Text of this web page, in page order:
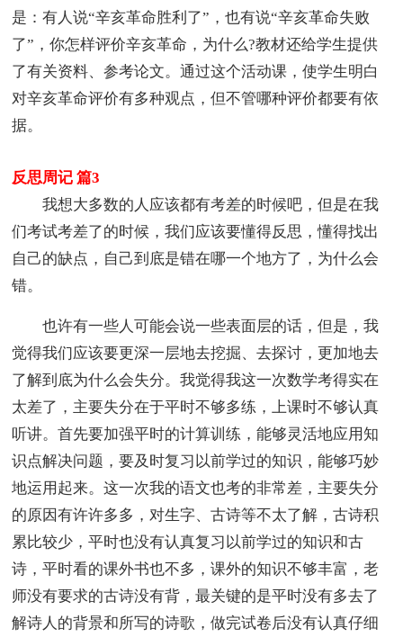
是：有人说“辛亥革命胜利了”，也有说“辛亥革命失败
了”，你怎样评价辛亥革命，为什么?教材还给学生提供
了有关资料、参考论文。通过这个活动课，使学生明白
对辛亥革命评价有多种观点，但不管哪种评价都要有依
据。
反思周记 篇3
我想大多数的人应该都有考差的时候吧，但是在我
们考试考差了的时候，我们应该要懂得反思，懂得找出
自己的缺点，自己到底是错在哪一个地方了，为什么会
错。
也许有一些人可能会说一些表面层的话，但是，我
觉得我们应该要更深一层地去挖掘、去探讨，更加地去
了解到底为什么会失分。我觉得我这一次数学考得实在
太差了，主要失分在于平时不够多练，上课时不够认真
听讲。首先要加强平时的计算训练，能够灵活地应用知
识点解决问题，要及时复习以前学过的知识，能够巧妙
地运用起来。这一次我的语文也考的非常差，主要失分
的原因有许许多多，对生字、古诗等不太了解，古诗积
累比较少，平时也没有认真复习以前学过的知识和古
诗，平时看的课外书也不多，课外的知识不够丰富，老
师没有要求的古诗没有背，最关键的是平时没有多去了
解诗人的背景和所写的诗歌，做完试卷后没有认真仔细